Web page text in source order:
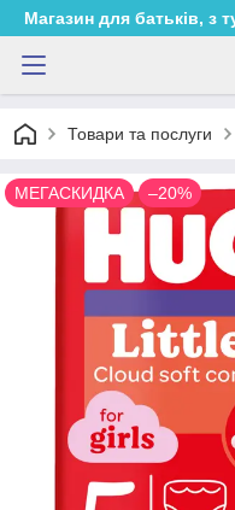
Магазин для батьків, з
Товари та послуги
МЕГАСКИДКА –20%